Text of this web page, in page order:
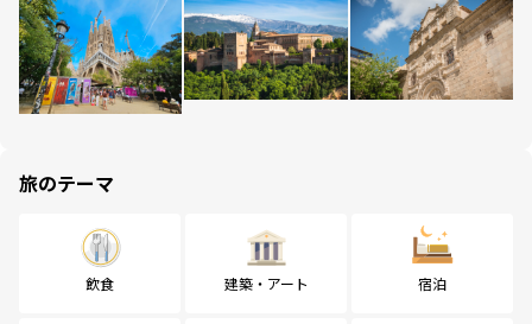
旅のテーマ
飲食 建築・アート 宿泊